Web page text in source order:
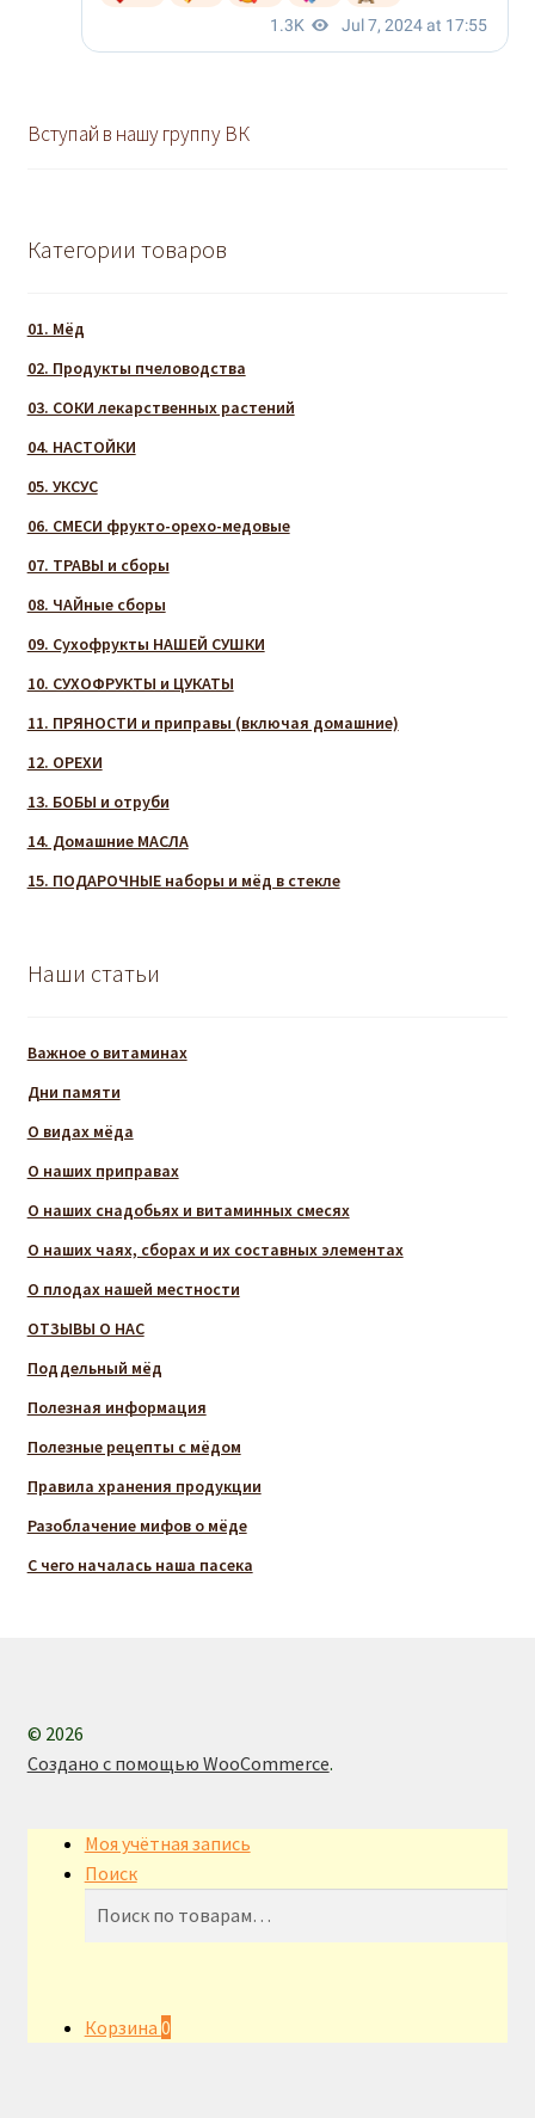
Вступай в нашу группу ВК
Категории товаров
01. Мёд
02. Продукты пчеловодства
03. СОКИ лекарственных растений
04. НАСТОЙКИ
05. УКСУС
06. СМЕСИ фрукто-орехо-медовые
07. ТРАВЫ и сборы
08. ЧАЙные сборы
09. Сухофрукты НАШЕЙ СУШКИ
10. СУХОФРУКТЫ и ЦУКАТЫ
11. ПРЯНОСТИ и приправы (включая домашние)
12. ОРЕХИ
13. БОБЫ и отруби
14. Домашние МАСЛА
15. ПОДАРОЧНЫЕ наборы и мёд в стекле
Наши статьи
Важное о витаминах
Дни памяти
О видах мёда
О наших приправах
О наших снадобьях и витаминных смесях
О наших чаях, сборах и их составных элементах
О плодах нашей местности
ОТЗЫВЫ О НАС
Поддельный мёд
Полезная информация
Полезные рецепты с мёдом
Правила хранения продукции
Разоблачение мифов о мёде
С чего началась наша пасека
© 2026
Создано с помощью WooCommerce.
Моя учётная запись
Поиск
Корзина 0